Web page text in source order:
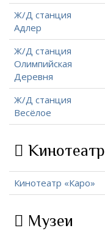
Ж/Д станция
Адлер
Ж/Д станция
Олимпийская
Деревня
Ж/Д станция
Весёлое
Кинотеатр
Кинотеатр «Каро»
Музеи